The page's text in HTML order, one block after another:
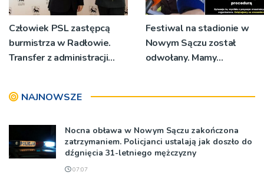
Człowiek PSL zastępcą
burmistrza w Radłowie.
Transfer z administracji
Festiwal na stadionie w
Nowym Sączu został
odwołany. Mamy
NAJNOWSZE
Nocna obława w Nowym Sączu zakończona
zatrzymaniem. Policjanci ustalają jak doszło do
dźgnięcia 31-letniego mężczyzny
07:07